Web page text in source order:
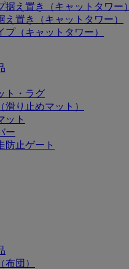
据え置き（キャットタワー）
え置き（キャットタワー）
プ（キャットタワー）
ト・ラグ
滑り止めマット）
ット
ー
防止ゲート
団）